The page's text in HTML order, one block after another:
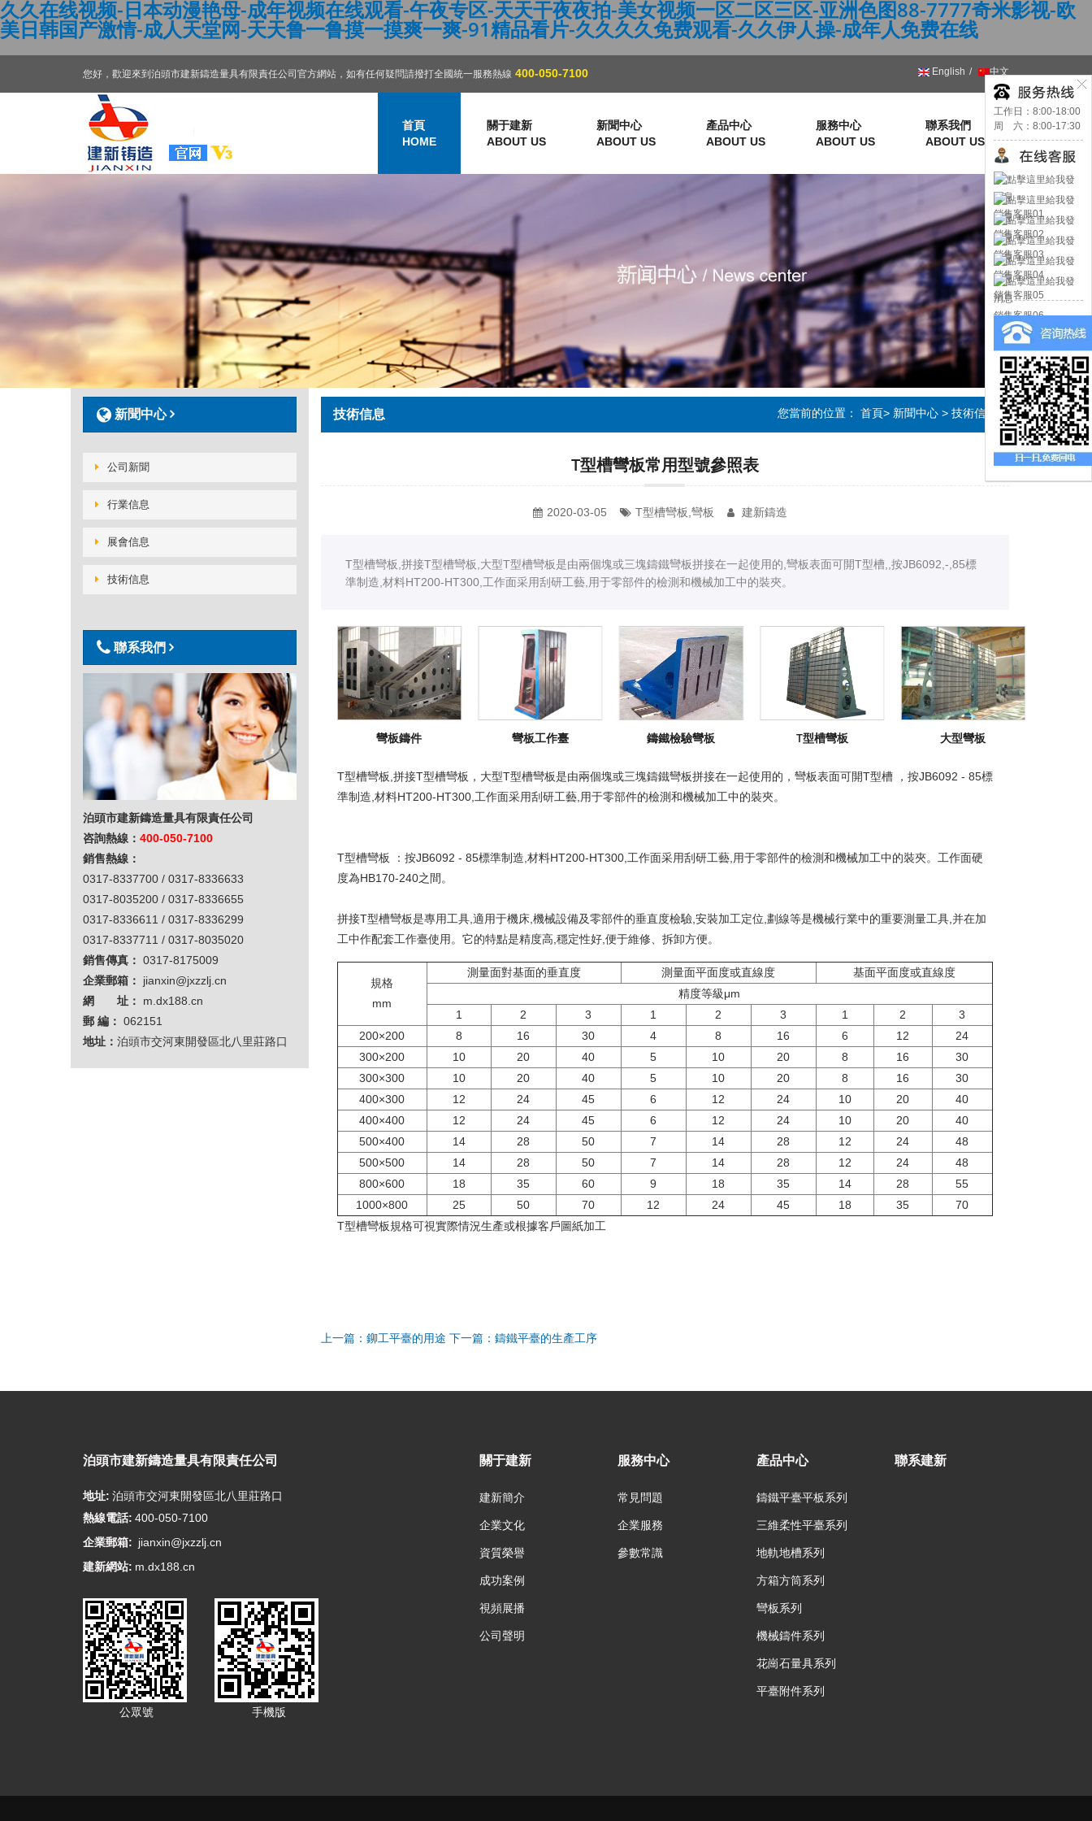
久久在线视频-日本动漫艳母-成年视频在线观看-午夜专区-天天干夜夜拍-美女视频一区二区三区-亚洲色图88-7777奇米影视-欧
美日韩国产激情-成人天堂网-天天鲁一鲁摸一摸爽一爽-91精品看片-久久久久免费观看-久久伊人操-成年人免费在线
English 中文
您好，歡迎來到泊頭市建新鑄造量具有限責任公司官方網站，如有任何疑問請撥打全國統一服務熱線 400-050-7100
首頁
HOME
關于建新
ABOUT US
新聞中心
ABOUT US
產品中心
ABOUT US
服務中心
ABOUT US
聯系我們
ABOUT US
技術信息 您當前的位置： 首頁> 新聞中心 > 技術信息
T型槽彎板常用型號參照表
2020-03-05 T型槽彎板,彎板 建新鑄造
T型槽彎板,拼接T型槽彎板,大型T型槽彎板是由兩個塊或三塊鑄鐵彎板拼接在一起使用的,彎板表面可開T型槽,,按JB6092,-,85標
準制造,材料HT200-HT300,工作面采用刮研工藝,用于零部件的檢測和機械加工中的裝夾。
T型槽彎板 彎板鑄件 彎板工作臺 鑄鐵檢驗彎板 T型槽彎板 大型彎板
T型槽彎板,拼接T型槽彎板，大型T型槽彎板是由兩個塊或三塊鑄鐵彎板拼接在一起使用的，彎板表面可開T型槽 ，按JB6092 - 85標
準制造,材料HT200-HT300,工作面采用刮研工藝,用于零部件的檢測和機械加工中的裝夾。
T型槽彎板 ：按JB6092 - 85標準制造,材料HT200-HT300,工作面采用刮研工藝,用于零部件的檢測和機械加工中的裝夾。工作面硬
度為HB170-240之間。
拼接T型槽彎板是專用工具,適用于機床,機械設備及零部件的垂直度檢驗,安裝加工定位,劃線等是機械行業中的重要測量工具,并在加
工中作配套工作臺使用。它的特點是精度高,穩定性好,便于維修、拆卸方便。
規格
mm
測量面對基面的垂直度 測量面平面度或直線度
基面平面度或直線度
精度等級μm
1
2 3 1 2 3 1 2
3
200×200
8 16 30 4 8 16 6 12
24
300×200
10 20 40 5 10 20 8 16
30
300×300
10 20 40 5 10 20 8 16
30
400×300
12 24 45 6 12 24 10 20
40
400×400
12 24 45 6 12 24 10 20
40
500×400
14 28 50 7 14 28 12 24
48
500×500
14 28 50 7 14 28 12 24
48
800×600
18 35 60 9 18 35 14 28
55
1000×800
25 50 70 12 24 45 18 35
70
T型槽彎板規格可視實際情況生產或根據客戶圖紙加工
上一篇：鉚工平臺的用途 下一篇：鑄鐵平臺的生產工序
新聞中心
公司新聞
行業信息
展會信息
技術信息
聯系我們
泊頭市建新鑄造量具有限責任公司
咨詢熱線： 400-050-7100
銷售熱線：
0317-8337700 / 0317-8336633
0317-8035200 / 0317-8336655
0317-8336611 / 0317-8336299
0317-8337711 / 0317-8035020
銷售傳真： 0317-8175009
企業郵箱：
jianxin@jxzzlj.cn
網 址：
m.dx188.cn
郵 編： 062151
地址： 泊頭市交河東開發區北八里莊路口
泊頭市建新鑄造量具有限責任公司
地址: 泊頭市交河東開發區北八里莊路口
熱線電話: 400-050-7100
企業郵箱: jianxin@jxzzlj.cn
建新網站: m.dx188.cn
公眾號 手機版
關于建新
建新簡介
企業文化
資質榮譽
成功案例
視頻展播
公司聲明
服務中心
常見問題
企業服務
參數常識
產品中心
鑄鐵平臺平板系列
三維柔性平臺系列
地軌地槽系列
方箱方筒系列
彎板系列
機械鑄件系列
花崗石量具系列
平臺附件系列
聯系建新
工作日：8:00-18:00
周 六：8:00-17:30
銷售客服01
銷售客服02
銷售客服03
銷售客服04
銷售客服05
銷售客服06